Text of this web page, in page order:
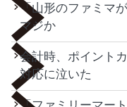
「山形のファミマ
マジか
会計時、ポイント
対応に泣いた